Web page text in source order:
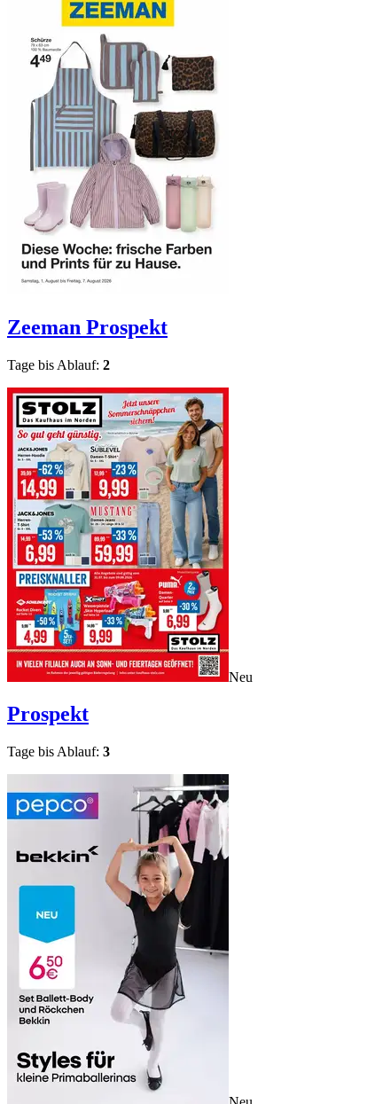
Zeeman Prospekt
Tage bis Ablauf: 2
Neu
Prospekt
Tage bis Ablauf: 3